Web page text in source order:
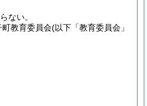
ない。
教育委員会(以下「教育委員会」